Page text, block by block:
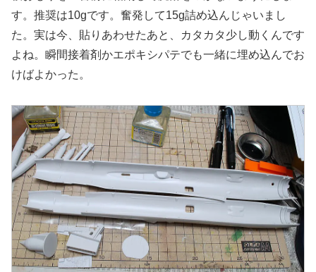
す。推奨は10gです。奮発して15g詰め込んじゃいまし
た。実は今、貼りあわせたあと、カタカタ少し動くんです
よね。瞬間接着剤かエポキシパテでも一緒に埋め込んでお
けばよかった。